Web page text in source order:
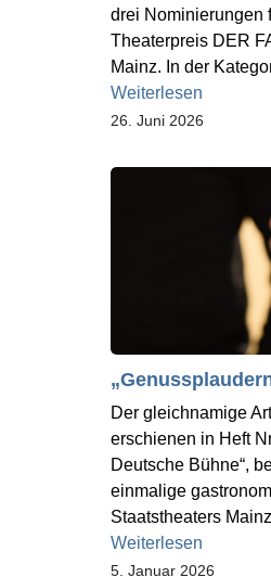
drei Nominierungen
Theaterpreis DER
Mainz. In der
Weiterlesen
26. Juni 2026
Der gleichnamige
erschienen in Heft
Deutsche Bühne“,
einmalige
Staatstheaters Mainz
Weiterlesen
5. Januar 2026